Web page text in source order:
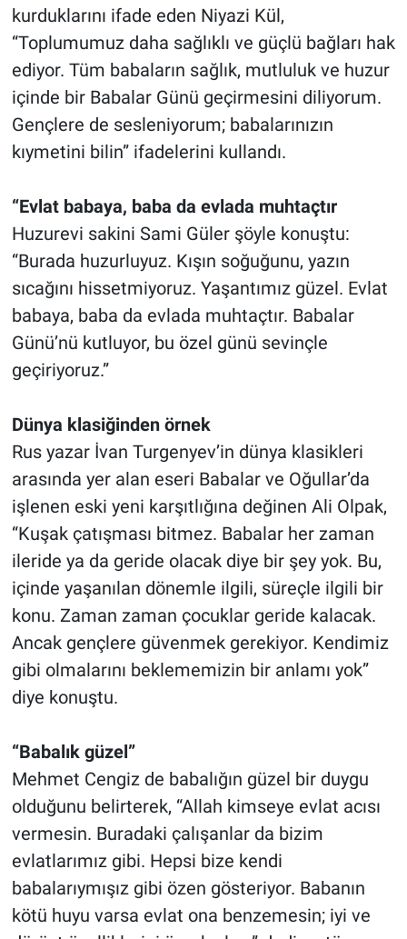
kurduklarını ifade eden Niyazi Kül,
“Toplumumuz daha sağlıklı ve güçlü bağları hak
ediyor. Tüm babaların sağlık, mutluluk ve huzur
içinde bir Babalar Günü geçirmesini diliyorum.
Gençlere de sesleniyorum; babalarınızın
kıymetini bilin” ifadelerini kullandı.
“Evlat babaya, baba da evlada muhtaçtır
Huzurevi sakini Sami Güler şöyle konuştu:
“Burada huzurluyuz. Kışın soğuğunu, yazın
sıcağını hissetmiyoruz. Yaşantımız güzel. Evlat
babaya, baba da evlada muhtaçtır. Babalar
Günü’nü kutluyor, bu özel günü sevinçle
geçiriyoruz.”
Dünya klasiğinden örnek
Rus yazar İvan Turgenyev’in dünya klasikleri
arasında yer alan eseri Babalar ve Oğullar’da
işlenen eski yeni karşıtlığına değinen Ali Olpak,
“Kuşak çatışması bitmez. Babalar her zaman
ileride ya da geride olacak diye bir şey yok. Bu,
içinde yaşanılan dönemle ilgili, süreçle ilgili bir
konu. Zaman zaman çocuklar geride kalacak.
Ancak gençlere güvenmek gerekiyor. Kendimiz
gibi olmalarını beklememizin bir anlamı yok”
diye konuştu.
“Babalık güzel”
Mehmet Cengiz de babalığın güzel bir duygu
olduğunu belirterek, “Allah kimseye evlat acısı
vermesin. Buradaki çalışanlar da bizim
evlatlarımız gibi. Hepsi bize kendi
babalarıymışız gibi özen gösteriyor. Babanın
kötü huyu varsa evlat ona benzemesin; iyi ve